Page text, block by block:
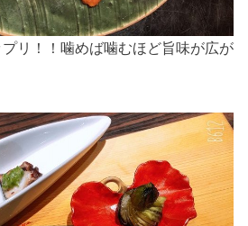
リ！！噛めば噛むほど旨味が広が